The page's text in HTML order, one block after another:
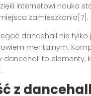
internetowi nauka
zamieszkania[7].
dancehall nie
mentalnym.
to elementy,
z